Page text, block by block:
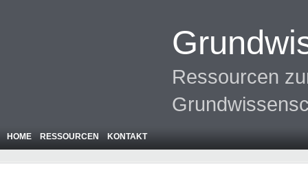
Ressourcen
HOME RESSOURCEN KONTAKT